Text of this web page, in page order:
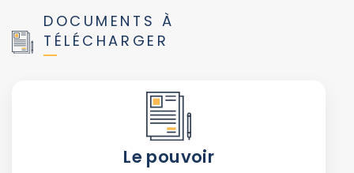
DOCUMENTS À
TÉLÉCHARGER
Le pouvoir